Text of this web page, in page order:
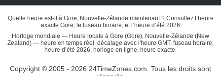
Quelle heure est-il à Gore, Nouvelle-Zélande maintenant ? Consultez l’heure
exacte Gore, le fuseau horaire, et l‘heure d’été 2026
Horloge mondiale — Heure locale à Gore (Gore), Nouvelle-Zélande (New
Zealand) — heure en temps réel, décalage avec l'heure GMT, fuseau horaire,
heure d’été 2026, horloge en ligne, heure exacte.
Copyright © 2005 - 2026 24TimeZones.com. Tous les droits sont